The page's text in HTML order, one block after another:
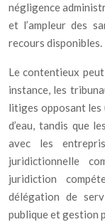
négligence
et l’ampleur des
recours disponibles.
Le contentieux
instance, les
litiges opposant les
d’eau, tandis que
avec les
juridictionnelle
juridiction
délégation de
publique et gestion